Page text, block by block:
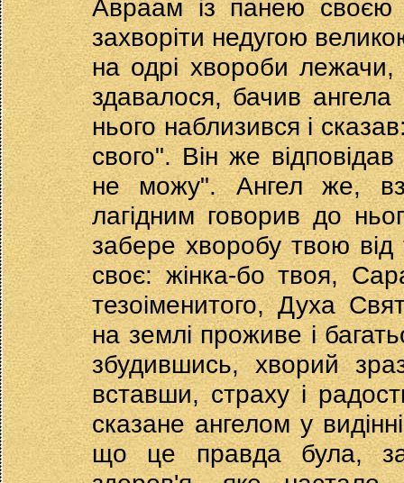
Авраам із панею своєю
захворіти недугою
на одрі хвороби лежачи,
здавалося, бачив
нього наблизився і
свого". Він же
не можу". Ангел же,
лагідним говорив до
забере хворобу твою від
своє: жінка-бо твоя,
тезоіменитого, Духа
на землі проживе і
збудившись, хворий
вставши, страху і
сказане ангелом у
що це правда була,